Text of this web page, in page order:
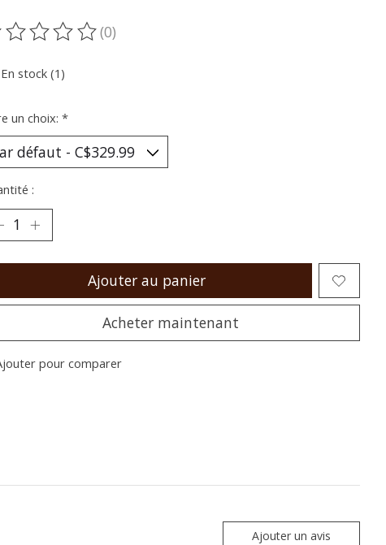
produit est évalué à
(0)
En stock (1)
un choix: *
:
Ajouter au panier
Acheter maintenant
pour comparer
Ajouter un avis